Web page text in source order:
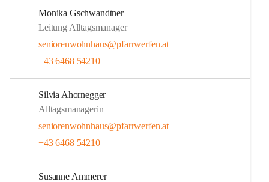
Monika Gschwandtner
Leitung Alltagsmanager
seniorenwohnhaus@pfarrwerfen.at
+43 6468 54210
Silvia Ahornegger
Alltagsmanagerin
seniorenwohnhaus@pfarrwerfen.at
+43 6468 54210
Susanne Ammerer